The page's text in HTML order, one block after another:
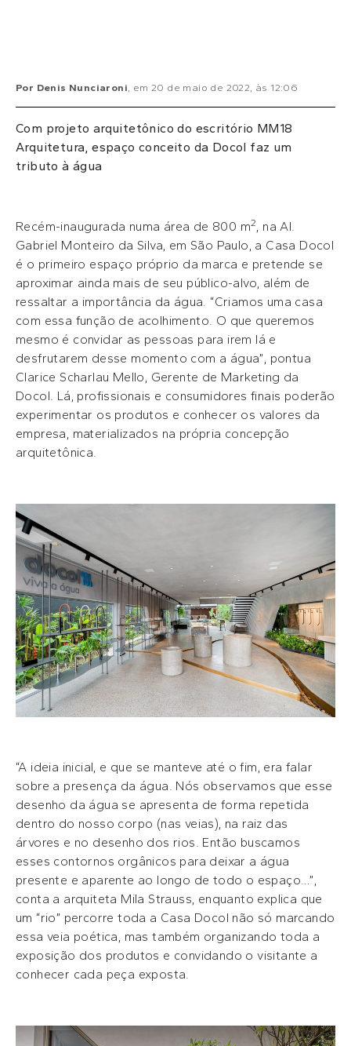
Por Denis Nunciaroni, em 20 de maio de 2022, às 12:06
Com projeto arquitetônico do escritório MM18
Arquitetura, espaço conceito da Docol faz um
tributo à água
Recém-inaugurada numa área de 800 m2
, na Al.
Gabriel Monteiro da Silva, em São Paulo, a Casa Docol
é o primeiro espaço próprio da marca e pretende se
aproximar ainda mais de seu público-alvo, além de
ressaltar a importância da água. “Criamos uma casa
com essa função de acolhimento. O que queremos
mesmo é convidar as pessoas para irem lá e
desfrutarem desse momento com a água”, pontua
Clarice Scharlau Mello, Gerente de Marketing da
Docol. Lá, profissionais e consumidores finais poderão
experimentar os produtos e conhecer os valores da
empresa, materializados na própria concepção
arquitetônica.
“A ideia inicial, e que se manteve até o fim, era falar
sobre a presença da água. Nós observamos que esse
desenho da água se apresenta de forma repetida
dentro do nosso corpo (nas veias), na raiz das
árvores e no desenho dos rios. Então buscamos
esses contornos orgânicos para deixar a água
presente e aparente ao longo de todo o espaço…”,
conta a arquiteta Mila Strauss, enquanto explica que
um “rio” percorre toda a Casa Docol não só marcando
essa veia poética, mas também organizando toda a
exposição dos produtos e convidando o visitante a
conhecer cada peça exposta.